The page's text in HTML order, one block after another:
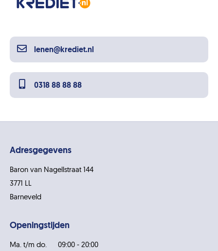
lenen@krediet.nl
0318 88 88 88
Adresgegevens
Baron van Nagellstraat 144
3771 LL
Barneveld
Openingstijden
Ma. t/m do.
09:00 - 20:00